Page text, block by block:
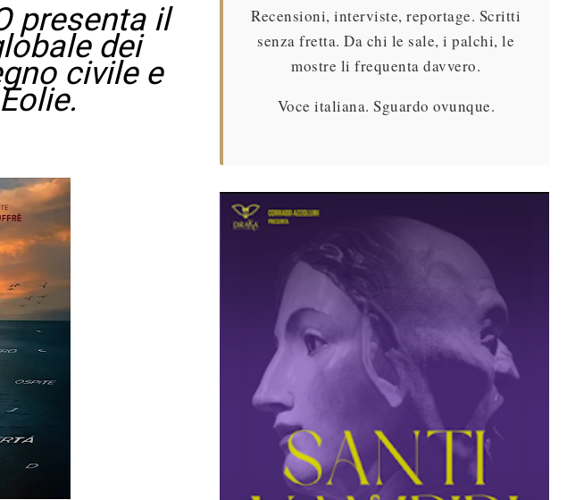
presenta il
dei
civile e
Recensioni, interviste, reportage. Scritti
senza fretta. Da chi le sale, i palchi, le
mostre li frequenta davvero.
Voce italiana. Sguardo ovunque.